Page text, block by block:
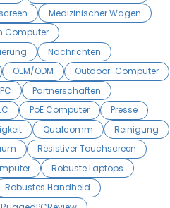
Medizinischer Wagen
Computer
Nachrichten
OEM/ODM
Outdoor-Computer
Partnerschaften
PoE Computer
Presse
Qualcomm
Reinigung
Resistiver Touchscreen
Robuste Laptops
Robustes Handheld